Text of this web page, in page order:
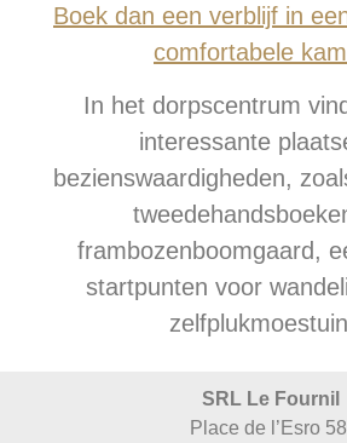
Boek dan een verblijf in
comfortabele
In het dorpscentrum
interessante
bezienswaardigheden,
frambozenboomgaard,
startpunten voor
SRL Le Fournil
Place de l’Esro